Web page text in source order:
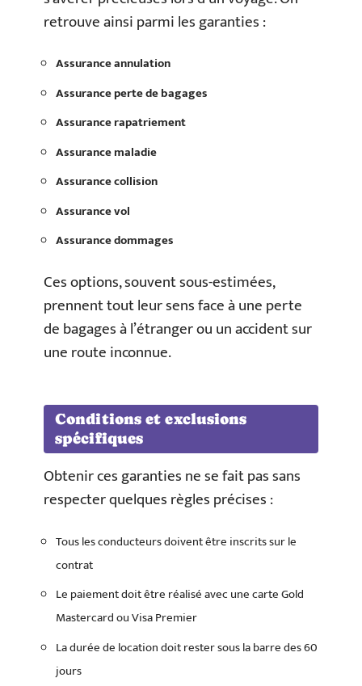
retrouve ainsi parmi les garanties :
Assurance annulation
Assurance perte de bagages
Assurance rapatriement
Assurance maladie
Assurance collision
Assurance vol
Assurance dommages
Ces options, souvent sous-estimées,
prennent tout leur sens face à une perte
de bagages à l’étranger ou un accident sur
une route inconnue.
Conditions et exclusions
spécifiques
Obtenir ces garanties ne se fait pas sans
respecter quelques règles précises :
Tous les conducteurs doivent être inscrits sur le
contrat
Le paiement doit être réalisé avec une carte Gold
Mastercard ou Visa Premier
La durée de location doit rester sous la barre des 60
jours